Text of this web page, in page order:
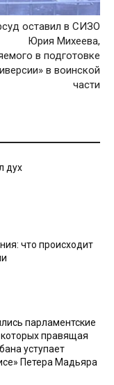
оставил в СИЗО
Юрия Михеева,
в подготовке
в воинской
части
дух
что происходит
парламентские
правящая
уступает
Петера Мадьяра